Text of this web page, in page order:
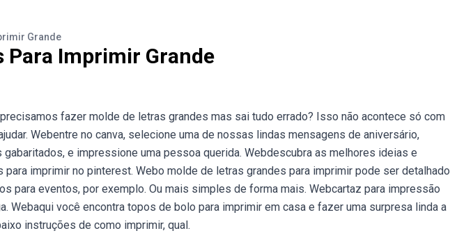
Grande
Para Imprimir Grande
fazer molde de letras grandes mas sai tudo errado? Isso não acontece só com
Webentre no canva, selecione uma de nossas lindas mensagens de aniversário,
e impressione uma pessoa querida. Webdescubra as melhores ideias e
para imprimir no pinterest. Webo molde de letras grandes para imprimir pode ser detalhado
para eventos, por exemplo. Ou mais simples de forma mais. Webcartaz para impressão
Webaqui você encontra topos de bolo para imprimir em casa e fazer uma surpresa linda a
instruções de como imprimir, qual.